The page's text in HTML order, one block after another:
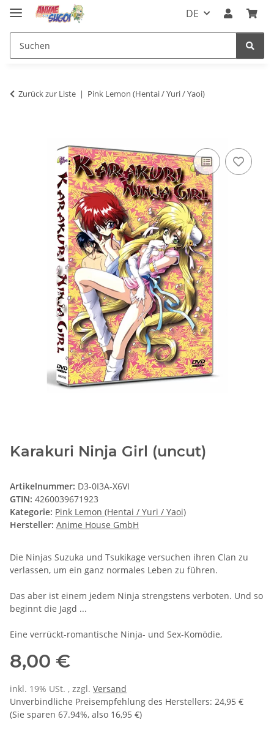
DE
Zurück zur Liste Pink Lemon (Hentai / Yuri / Yaoi)
Karakuri Ninja Girl (uncut)
Artikelnummer: D3-0I3A-X6VI
GTIN: 4260039671923
Kategorie: Pink Lemon (Hentai / Yuri / Yaoi)
Hersteller: Anime House GmbH
Die Ninjas Suzuka und Tsukikage versuchen ihren Clan zu
verlassen, um ein ganz normales Leben zu führen.
Das aber ist einem jedem Ninja strengstens verboten. Und so
beginnt die Jagd ...
Eine verrückt-romantische Ninja- und Sex-Komödie,
8,00 €
inkl. 19% USt. , zzgl. Versand
Unverbindliche Preisempfehlung des Herstellers: 24,95 €
(Sie sparen 67.94%, also 16,95 €)